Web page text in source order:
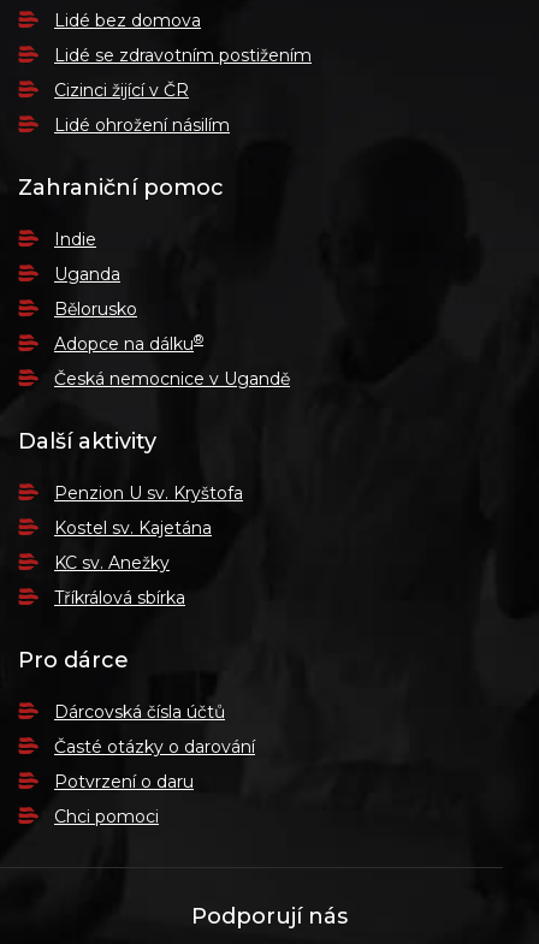
Lidé bez domova
Lidé se zdravotním postižením
Cizinci žijící v ČR
Lidé ohrožení násilím
Zahraniční pomoc
Indie
Uganda
Bělorusko
Adopce na dálku®
Česká nemocnice v Ugandě
Další aktivity
Penzion U sv. Kryštofa
Kostel sv. Kajetána
KC sv. Anežky
Tříkrálová sbírka
Pro dárce
Dárcovská čísla účtů
Časté otázky o darování
Potvrzení o daru
Chci pomoci
Podporují nás